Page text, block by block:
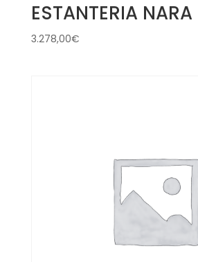
ESTANTERIA NARA
3.278,00€